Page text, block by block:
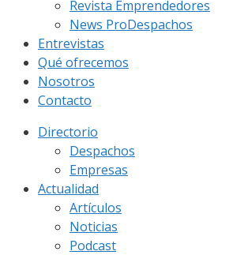
Revista Emprendedores
News ProDespachos
Entrevistas
Qué ofrecemos
Nosotros
Contacto
Directorio
Despachos
Empresas
Actualidad
Artículos
Noticias
Podcast